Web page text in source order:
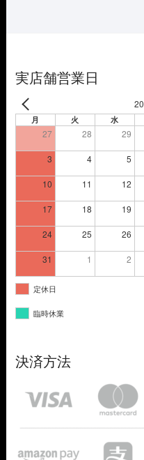
実店舗営業日
月 火 水
27 28 29
3 4 5
10 11 12
17 18 19
24 25 26
31 1 2
定休日
臨時休業
決済方法